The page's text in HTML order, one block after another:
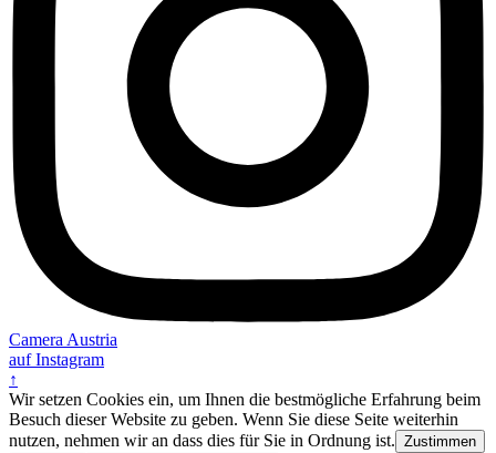
Camera Austria
auf Instagram
↑
Wir setzen Cookies ein, um Ihnen die bestmögliche Erfahrung beim
Besuch dieser Website zu geben. Wenn Sie diese Seite weiterhin
nutzen, nehmen wir an dass dies für Sie in Ordnung ist. Zustimmen